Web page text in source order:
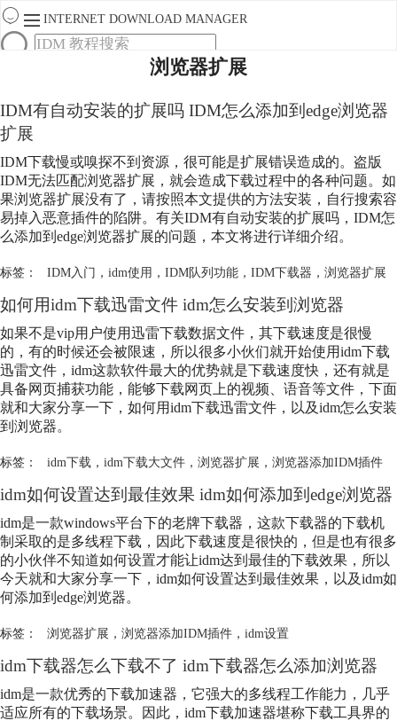
INTERNET DOWNLOAD MANAGER
下载
服务
浏览器扩展
IDM有自动安装的扩展吗 IDM怎么添加到edge浏览器
扩展
IDM下载慢或嗅探不到资源，很可能是扩展错误造成的。盗版
IDM无法匹配浏览器扩展 ，就会造成下载过程中的各种问题。如
果浏览器扩展没有了，请按照本文提供的方法安装，自行搜索容
易掉入恶意插件的陷阱。有关IDM有自动安装的扩展吗，IDM怎
么添加到edge浏览器扩展的问题，本文将进行详细介绍。
标签： IDM入门 ， idm使用 ， IDM队列功能， IDM下载器 ， 浏览器扩展
如何用idm下载迅雷文件 idm怎么安装到浏览器
如果不是vip用户使用迅雷下载数据文件，其下载速度是很慢
的，有的时候还会被限速，所以很多小伙们就开始使用idm下载
迅雷文件，idm这款软件最大的优势就是下载速度快，还有就是
具备网页捕获功能，能够下载网页上的视频、语音等文件，下面
就和大家分享一下，如何用idm下载迅雷文件，以及idm怎么安装
到浏览器。
标签： idm下载 ， idm下载大文件， 浏览器扩展 ， 浏览器添加IDM插件
idm如何设置达到最佳效果 idm如何添加到edge浏览器
idm是一款windows平台下的老牌下载器，这款下载器的下载机
制采取的是多线程下载，因此下载速度是很快的，但是也有很多
的小伙伴不知道如何设置才能让idm达到最佳的下载效果，所以
今天就和大家分享一下，idm如何设置达到最佳效果，以及idm如
何添加到edge浏览器。
标签： 浏览器扩展 ， 浏览器添加IDM插件， idm设置
idm下载器怎么下载不了 idm下载器怎么添加浏览器
idm是一款优秀的下载加速器，它强大的多线程工作能力，几乎
适应所有的下载场景。因此，idm下载加速器堪称下载工具界的